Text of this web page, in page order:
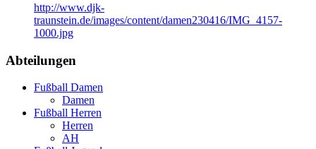
http://www.djk-
traunstein.de/images/content/damen230416/IMG_4157-
1000.jpg
Abteilungen
Fußball Damen
Damen
Fußball Herren
Herren
AH